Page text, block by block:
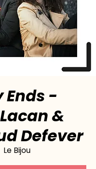
Ends -
&
Defever
Le Bijou